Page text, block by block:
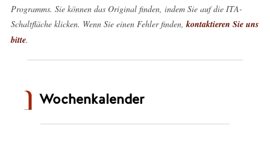
Programms. Sie können das Original finden, indem Sie auf die ITA-
Schaltfläche klicken. Wenn Sie einen Fehler finden, kontaktieren Sie uns
bitte.
Wochenkalender